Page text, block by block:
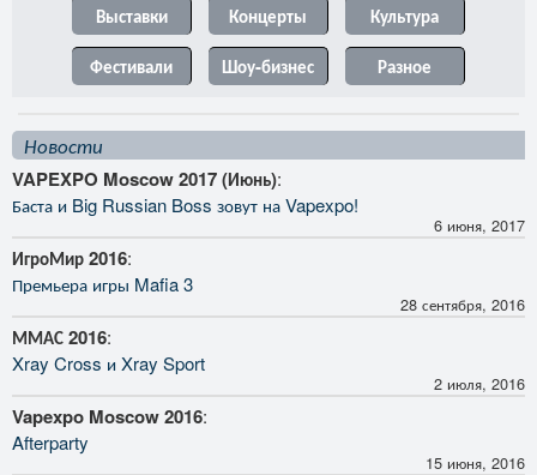
Выставки Концерты
Культура
Фестивали
Шоу-бизнес Разное
Новости
VAPEXPO Moscow 2017 (Июнь):
Баста и Big Russian Boss зовут на Vapexpo!
6 июня, 2017
ИгроМир 2016:
Премьера игры Mafia 3
28 сентября, 2016
ММАС 2016:
Xray Cross и Xray Sport
2 июля, 2016
Vapexpo Moscow 2016:
Afterparty
15 июня, 2016